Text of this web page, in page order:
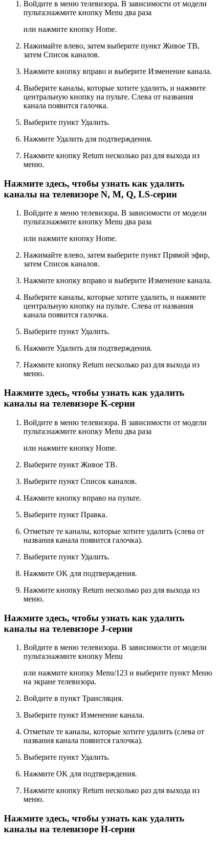
Войдите в меню телевизора. В зависимости от модели
пульта:нажмите кнопку Menu два раза
или нажмите кнопку Home.
Нажимайте влево, затем выберите пункт Живое ТВ,
затем Список каналов.
Нажмите кнопку вправо и выберите Изменение канала.
Выберите каналы, которые хотите удалить, и нажмите
центральную кнопку на пульте. Слева от названия
канала появится галочка.
Выберите пункт Удалить.
Нажмите Удалить для подтверждения.
Нажмите кнопку Return несколько раз для выхода из
меню.
Нажмите здесь, чтобы узнать как удалить
каналы на телевизоре N, M, Q, LS-серии
Войдите в меню телевизора. В зависимости от модели
пульта:нажмите кнопку Menu два раза
или нажмите кнопку Home.
Нажимайте влево, затем выберите пункт Прямой эфир,
затем Список каналов.
Нажмите кнопку вправо и выберите Изменение канала.
Выберите каналы, которые хотите удалить, и нажмите
центральную кнопку на пульте. Слева от названия
канала появится галочка.
Выберите пункт Удалить.
Нажмите Удалить для подтверждения.
Нажмите кнопку Return несколько раз для выхода из
меню.
Нажмите здесь, чтобы узнать как удалить
каналы на телевизоре K-серии
Войдите в меню телевизора. В зависимости от модели
пульта:нажмите кнопку Menu два раза
или нажмите кнопку Home.
Выберите пункт Живое ТВ.
Выберите пункт Список каналов.
Нажмите кнопку вправо на пульте.
Выберите пункт Правка.
Отметьте те каналы, которые хотите удалить (слева от
названия канала появится галочка).
Выберите пункт Удалить.
Нажмите OK для подтверждения.
Нажмите кнопку Return несколько раз для выхода из
меню.
Нажмите здесь, чтобы узнать как удалить
каналы на телевизоре J-серии
Войдите в меню телевизора. В зависимости от модели
пульта:нажмите кнопку Menu
или нажмите кнопку Menu/123 и выберите пункт Меню
на экране телевизора.
Войдите в пункт Трансляция.
Выберите пункт Изменение канала.
Отметьте те каналы, которые хотите удалить (слева от
названия канала появится галочка).
Выберите пункт Удалить.
Нажмите OK для подтверждения.
Нажмите кнопку Return несколько раз для выхода из
меню.
Нажмите здесь, чтобы узнать как удалить
каналы на телевизоре H-серии